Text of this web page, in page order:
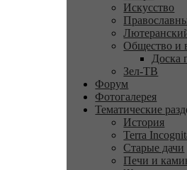
Искусство
Общество и
Доска
Зел-ТВ
Форум
Фотогалерея
Тематические
История
Terra
Старые дачи
Печи и